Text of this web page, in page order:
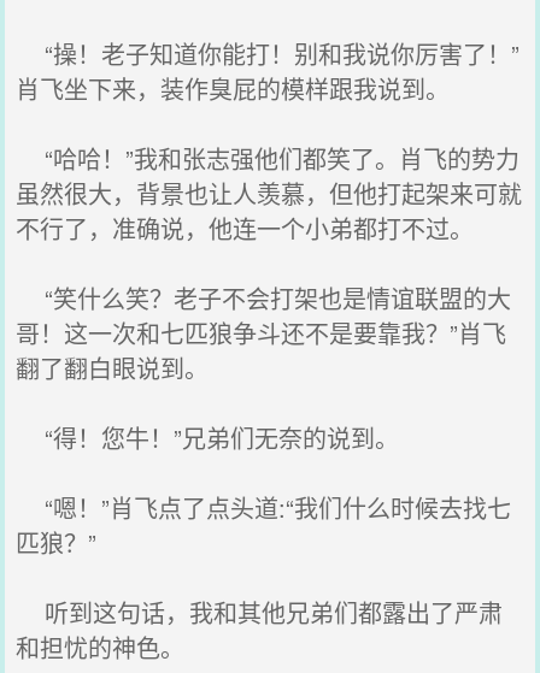
“操！老子知道你能打！别和我说你厉害了！”
肖飞坐下来，装作臭屁的模样跟我说到。
“哈哈！”我和张志强他们都笑了。肖飞的势力
虽然很大，背景也让人羡慕，但他打起架来可就
不行了，准确说，他连一个小弟都打不过。
“笑什么笑？老子不会打架也是情谊联盟的大
哥！这一次和七匹狼争斗还不是要靠我？”肖飞
翻了翻白眼说到。
“得！您牛！”兄弟们无奈的说到。
“嗯！”肖飞点了点头道:“我们什么时候去找七
匹狼？”
听到这句话，我和其他兄弟们都露出了严肃
和担忧的神色。